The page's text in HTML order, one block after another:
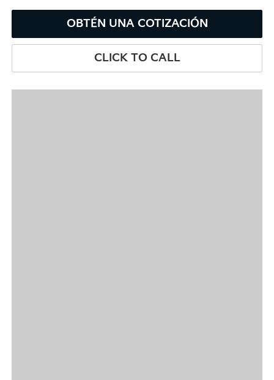
OBTÉN UNA COTIZACIÓN
CLICK TO CALL